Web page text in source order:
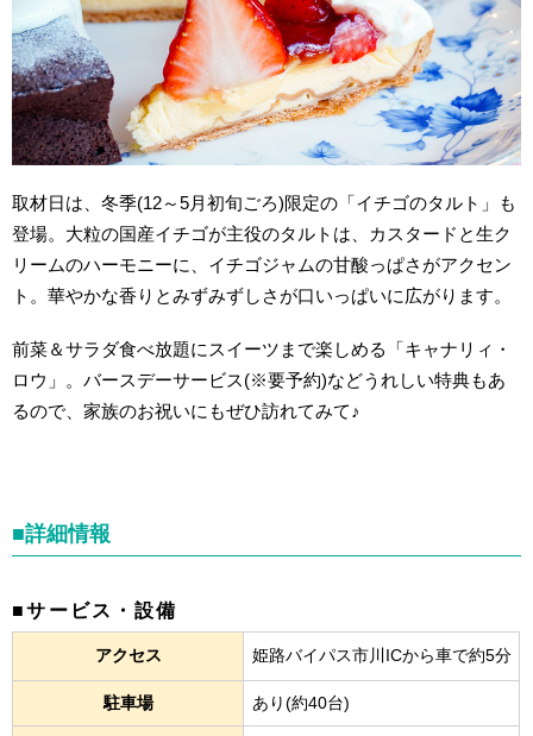
取材日は、冬季(12～5月初旬ごろ)限定の「イチゴのタルト」も
登場。大粒の国産イチゴが主役のタルトは、カスタードと生ク
リームのハーモニーに、イチゴジャムの甘酸っぱさがアクセン
ト。華やかな香りとみずみずしさが口いっぱいに広がります。
前菜＆サラダ食べ放題にスイーツまで楽しめる「キャナリィ・
ロウ」。バースデーサービス(※要予約)などうれしい特典もあ
るので、家族のお祝いにもぜひ訪れてみて♪
■詳細情報
■サービス・設備
アクセス 姫路バイパス市川ICから車で約5分
駐車場 あり(約40台)